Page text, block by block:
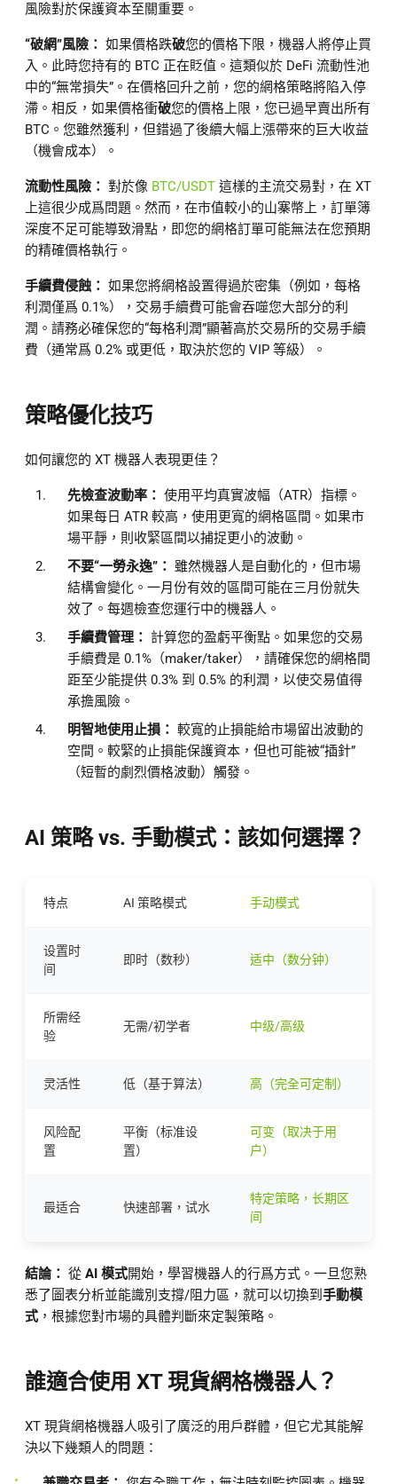
風險對於保護資本至關重要。
“破網”風險： 如果價格跌破您的價格下限，機器人將停止買
入。此時您持有的 BTC 正在貶值。這類似於 DeFi 流動性池
中的“無常損失”。在價格回升之前，您的網格策略將陷入停
滯。相反，如果價格衝破您的價格上限，您已過早賣出所有
BTC。您雖然獲利，但錯過了後續大幅上漲帶來的巨大收益
（機會成本）。
流動性風險： 對於像 BTC/USDT 這樣的主流交易對，在 XT
上這很少成爲問題。然而，在市值較小的山寨幣上，訂單簿
深度不足可能導致滑點，即您的網格訂單可能無法在您預期
的精確價格執行。
手續費侵蝕： 如果您將網格設置得過於密集（例如，每格
利潤僅爲 0.1%），交易手續費可能會吞噬您大部分的利
潤。請務必確保您的“每格利潤”顯著高於交易所的交易手續
費（通常爲 0.2% 或更低，取決於您的 VIP 等級）。
策略優化技巧
如何讓您的 XT 機器人表現更佳？
先檢查波動率： 使用平均真實波幅（ATR）指標。
如果每日 ATR 較高，使用更寬的網格區間。如果市
場平靜，則收緊區間以捕捉更小的波動。
不要“一勞永逸”： 雖然機器人是自動化的，但市場
結構會變化。一月份有效的區間可能在三月份就失
效了。每週檢查您運行中的機器人。
手續費管理： 計算您的盈虧平衡點。如果您的交易
手續費是 0.1%（maker/taker），請確保您的網格間
距至少能提供 0.3% 到 0.5% 的利潤，以使交易值得
承擔風險。
明智地使用止損： 較寬的止損能給市場留出波動的
空間。較緊的止損能保護資本，但也可能被“插針”
（短暫的劇烈價格波動）觸發。
AI 策略 vs. 手動模式：該如何選擇？
特点 AI 策略模式 手动模式
设置时
间
即时（数秒） 适中（数分钟）
所需经
验
无需/初学者 中级/高级
灵活性 低（基于算法） 高（完全可定制）
风险配
置
平衡（标准设
置）
可变（取决于用
户）
最适合 快速部署，试水
特定策略，长期区
间
結論： 從 AI 模式開始，學習機器人的行爲方式。一旦您熟
悉了圖表分析並能識別支撐/阻力區，就可以切換到 手動模
式 ，根據您對市場的具體判斷來定製策略。
誰適合使用 XT 現貨網格機器人？
XT 現貨網格機器人吸引了廣泛的用戶群體，但它尤其能解
決以下幾類人的問題：